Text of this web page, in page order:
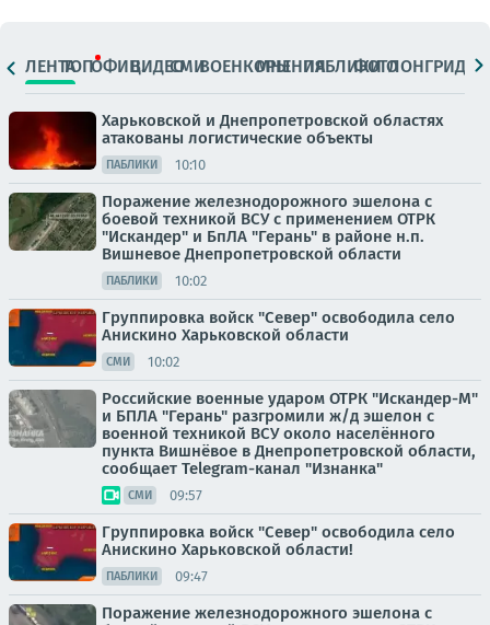
ЛЕНТАТОПОФИЦ.ВИДЕОСМИВОЕНКОРЫМНЕНИЯПАБЛИКИ
ФОТОЛОНГРИДЫ
Харьковской и Днепропетровской областях
атакованы логистические объекты
ПАБЛИКИ 10:10
Поражение железнодорожного эшелона с
боевой техникой ВСУ с применением ОТРК
"Искандер" и БпЛА "Герань" в районе н.п.
Вишневое Днепропетровской области
ПАБЛИКИ 10:02
Группировка войск "Север" освободила село
Анискино Харьковской области
СМИ 10:02
Российские военные ударом ОТРК "Искандер-М"
и БПЛА "Герань" разгромили ж/д эшелон с
военной техникой ВСУ около населённого
пункта Вишнёвое в Днепропетровской области,
сообщает Telegram-канал "Изнанка"
СМИ 09:57
Группировка войск "Север" освободила село
Анискино Харьковской области!
ПАБЛИКИ 09:47
Поражение железнодорожного эшелона с